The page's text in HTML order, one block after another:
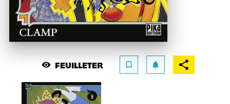
visibility FEUILLETER bookmark_border notifications